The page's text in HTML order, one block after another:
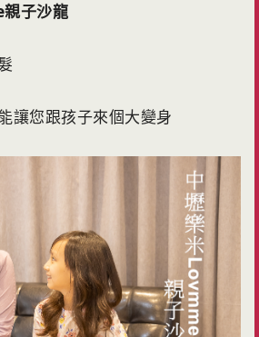
子沙龍
讓您跟孩子來個大變身